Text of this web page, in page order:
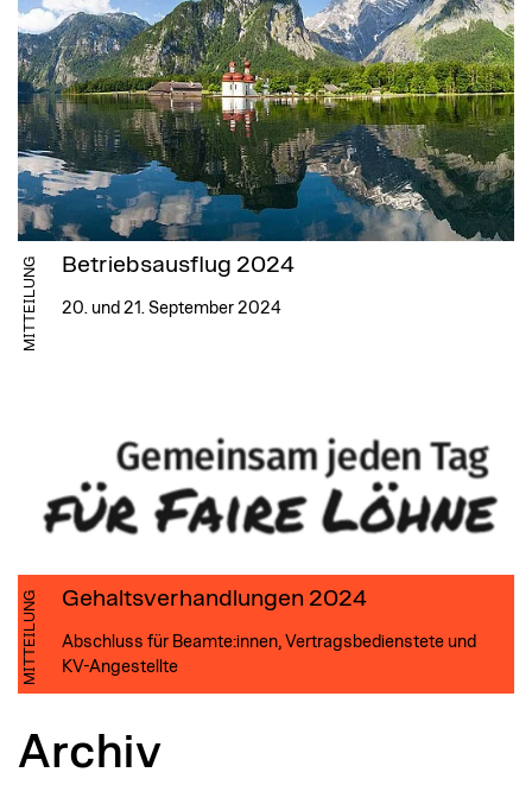
MITTEILUNG Betriebsausflug 2024
20. und 21. September 2024
MITTEILUNG Gehaltsverhandlungen 2024
Abschluss für Beamte:innen, Vertragsbedienstete und
KV-Angestellte
Archiv